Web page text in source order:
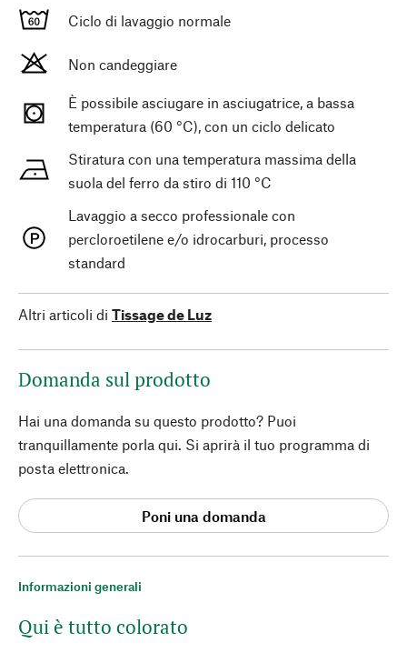
Informazioni generali
Qui è tutto colorato
Ciclo di lavaggio normale
Non candeggiare
È possibile asciugare in asciugatrice, a bassa
temperatura (60 °C), con un ciclo delicato
Stiratura con una temperatura massima della
suola del ferro da stiro di 110 °C
Lavaggio a secco professionale con
percloroetilene e/o idrocarburi, processo
standard
Altri articoli di Tissage de Luz
Domanda sul prodotto
Hai una domanda su questo prodotto? Puoi
tranquillamente porla qui. Si aprirà il tuo programma di
posta elettronica.
Poni una domanda